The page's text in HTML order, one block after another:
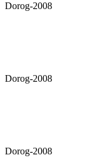
Dorog-2008
Dorog-2008
Dorog-2008